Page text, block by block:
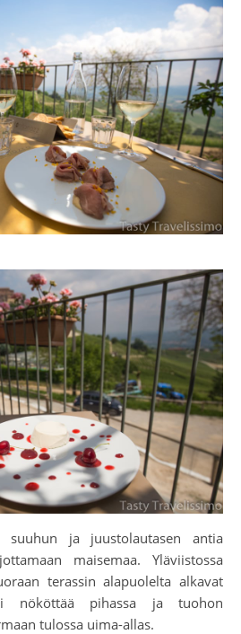
ja juustolautasen antia
maisemaa. Yläviistossa
terassin alapuolelta alkavat
nököttää pihassa ja tuohon
tulossa uima-allas.